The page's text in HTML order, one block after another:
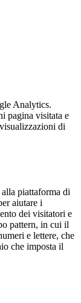
Analytics.
pagina visitata e
di
piattaforma di
aiutare i
dei visitatori e
pattern, in cui il
e lettere, che
che imposta il